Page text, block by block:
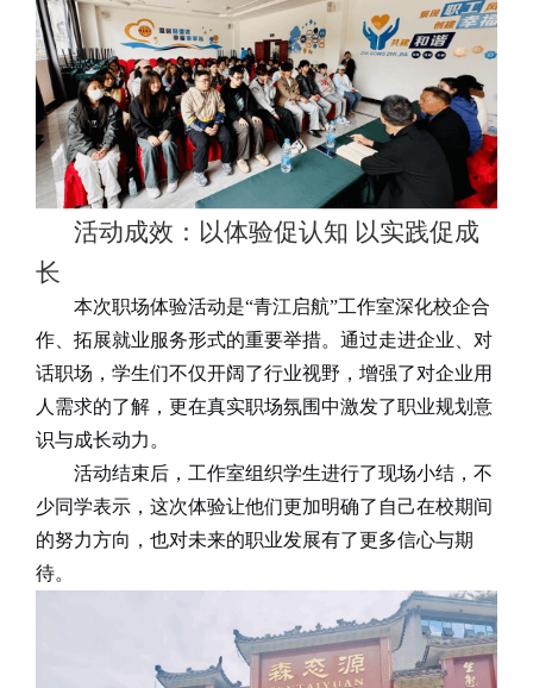
活动成效：以体验促认知 以实践促成
长
本次职场体验活动是“青江启航”工作室深化校企合
作、拓展就业服务形式的重要举措。通过走进企业、对
话职场，学生们不仅开阔了行业视野，增强了对企业用
人需求的了解，更在真实职场氛围中激发了职业规划意
识与成长动力。
活动结束后，工作室组织学生进行了现场小结，不
少同学表示，这次体验让他们更加明确了自己在校期间
的努力方向，也对未来的职业发展有了更多信心与期
待。